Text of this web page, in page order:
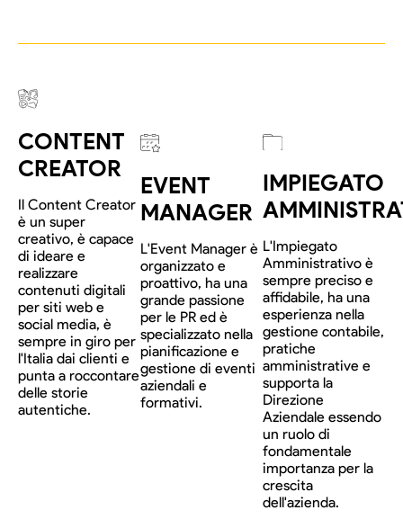
CONTENT
CREATOR
Il Content Creator
è un super
creativo, è capace
di ideare e
realizzare
contenuti digitali
per siti web e
social media, è
sempre in giro per
l'Italia dai clienti e
punta a roccontare
delle storie
autentiche.
EVENT
MANAGER
L'Event Manager è
organizzato e
proattivo, ha una
grande passione
per le PR ed è
specializzato nella
pianificazione e
gestione di eventi
aziendali e
formativi.
IMPIEGATO
L'Impiegato
Amministrativo è
sempre preciso e
affidabile, ha una
esperienza nella
gestione contabile,
pratiche
amministrative e
supporta la
Direzione
Aziendale essendo
un ruolo di
fondamentale
importanza per la
crescita
dell'azienda.